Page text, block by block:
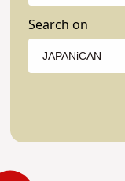
Search on